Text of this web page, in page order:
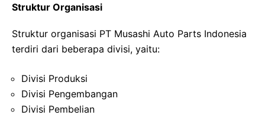
Struktur Organisasi
Struktur organisasi PT Musashi Auto Parts Indonesia
terdiri dari beberapa divisi, yaitu:
Divisi Produksi
Divisi Pengembangan
Divisi Pembelian